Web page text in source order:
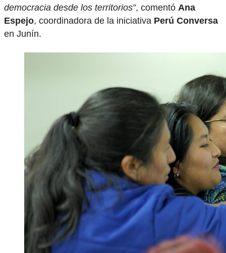
democracia desde los territorios”, comentó Ana
Espejo, coordinadora de la iniciativa Perú Conversa
en Junín.